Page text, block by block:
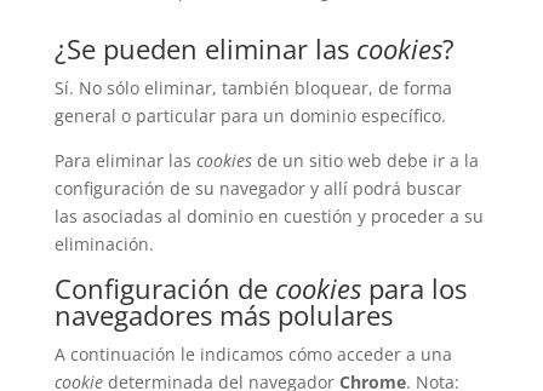
¿Se pueden eliminar las cookies?
Sí. No sólo eliminar, también bloquear, de forma
general o particular para un dominio específico.
Para eliminar las cookiesde un sitio web debe ir a la
configuración de su navegador y allí podrá buscar
las asociadas al dominio en cuestión y proceder a su
eliminación.
Configuración de cookiespara los
navegadores más polulares
A continuación le indicamos cómo acceder a una
cookiedeterminada del navegador Chrome. Nota: